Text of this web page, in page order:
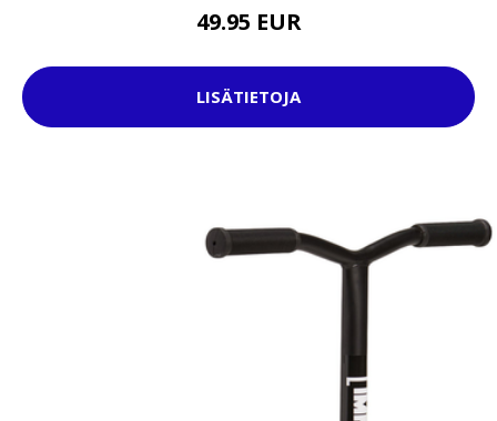
49.95 EUR
LISÄTIETOJA